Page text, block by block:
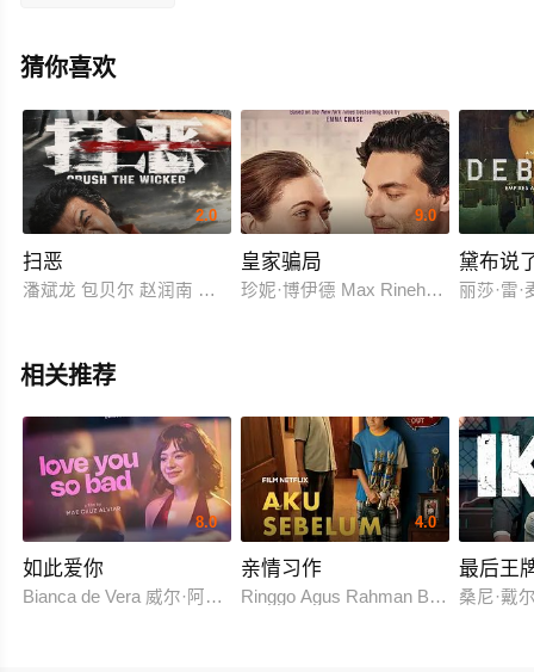
猜你喜欢
2.0
扫恶
潘斌龙 包贝尔 赵润南 克拉拉 释小龙
9.0
皇家骗局
珍妮·博伊德 Max Rinehart 索瑞·安
黛布说
丽莎·雷
相关推荐
8.0
如此爱你
Bianca de Vera 威尔·阿什利·德莱昂
4.0
亲情习作
Ringgo Agus Rahman Bima Sena
最后王
桑尼·戴